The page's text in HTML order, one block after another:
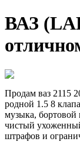
ВАЗ
Продам ваз 2115
родной 1.5 8
музыка, бортовой
чистый
штрафов и